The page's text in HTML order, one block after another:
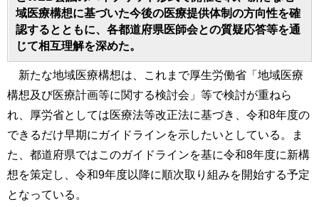
域医療構想に基づいた今後の医療提供体制の方向性を確
認するとともに、各都道府県医師会との質疑応答等を通
じて相互理解を深めた。
新たな地域医療構想は、これまで厚生労働省「地域医療
構想及び医療計画等に関する検討会」等で検討が重ねら
れ、厚労省としては医療法等改正法に基づき、令和8年度の
できるだけ早期にガイドラインを示したいとしている。ま
た、都道府県ではこのガイドラインを基に令和8年度に新構
想を策定し、令和9年度以降に順次取り組みを開始する予定
となっている。